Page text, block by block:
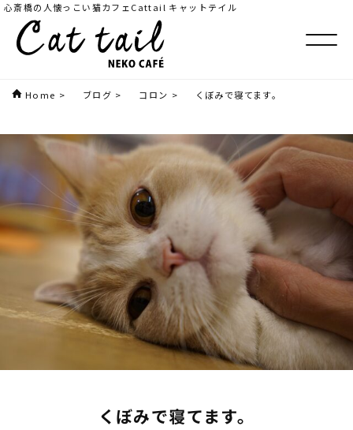
心斎橋の人懐っこい猫カフェCattail キャットテイル
Home > ブログ > コロン > くぼみで寝てます。
くぼみで寝てます。